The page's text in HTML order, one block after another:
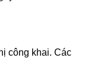
công khai. Các